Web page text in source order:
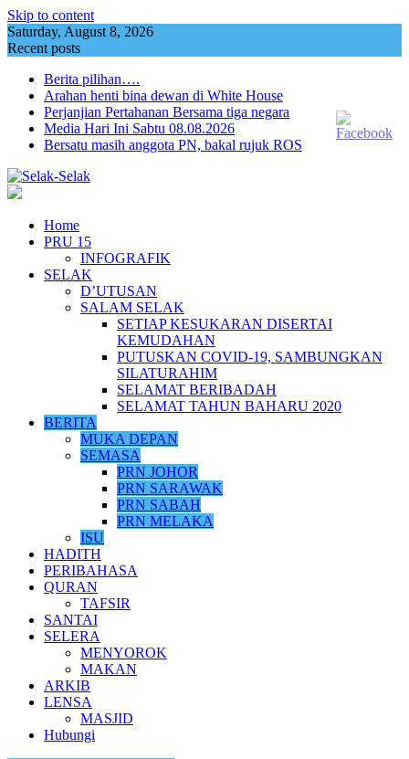
Skip to content
Saturday, August 8, 2026
Recent posts
Berita pilihan….
Arahan henti bina dewan di White House
Perjanjian Pertahanan Bersama tiga negara
Media Hari Ini Sabtu 08.08.2026
Bersatu masih anggota PN, bakal rujuk ROS
Home
PRU 15
INFOGRAFIK
SELAK
D’UTUSAN
SALAM SELAK
SETIAP KESUKARAN DISERTAI
KEMUDAHAN
PUTUSKAN COVID-19, SAMBUNGKAN
SILATURAHIM
SELAMAT BERIBADAH
SELAMAT TAHUN BAHARU 2020
BERITA
MUKA DEPAN
SEMASA
PRN JOHOR
PRN SARAWAK
PRN SABAH
PRN MELAKA
ISU
HADITH
PERIBAHASA
QURAN
TAFSIR
SANTAI
SELERA
MENYOROK
MAKAN
ARKIB
LENSA
MASJID
Hubungi